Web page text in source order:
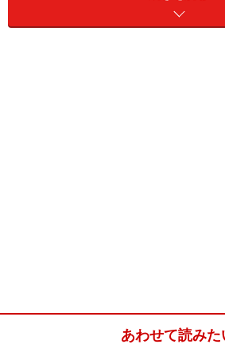
北欧デザインは世界で最も知られ
あわせて読みた